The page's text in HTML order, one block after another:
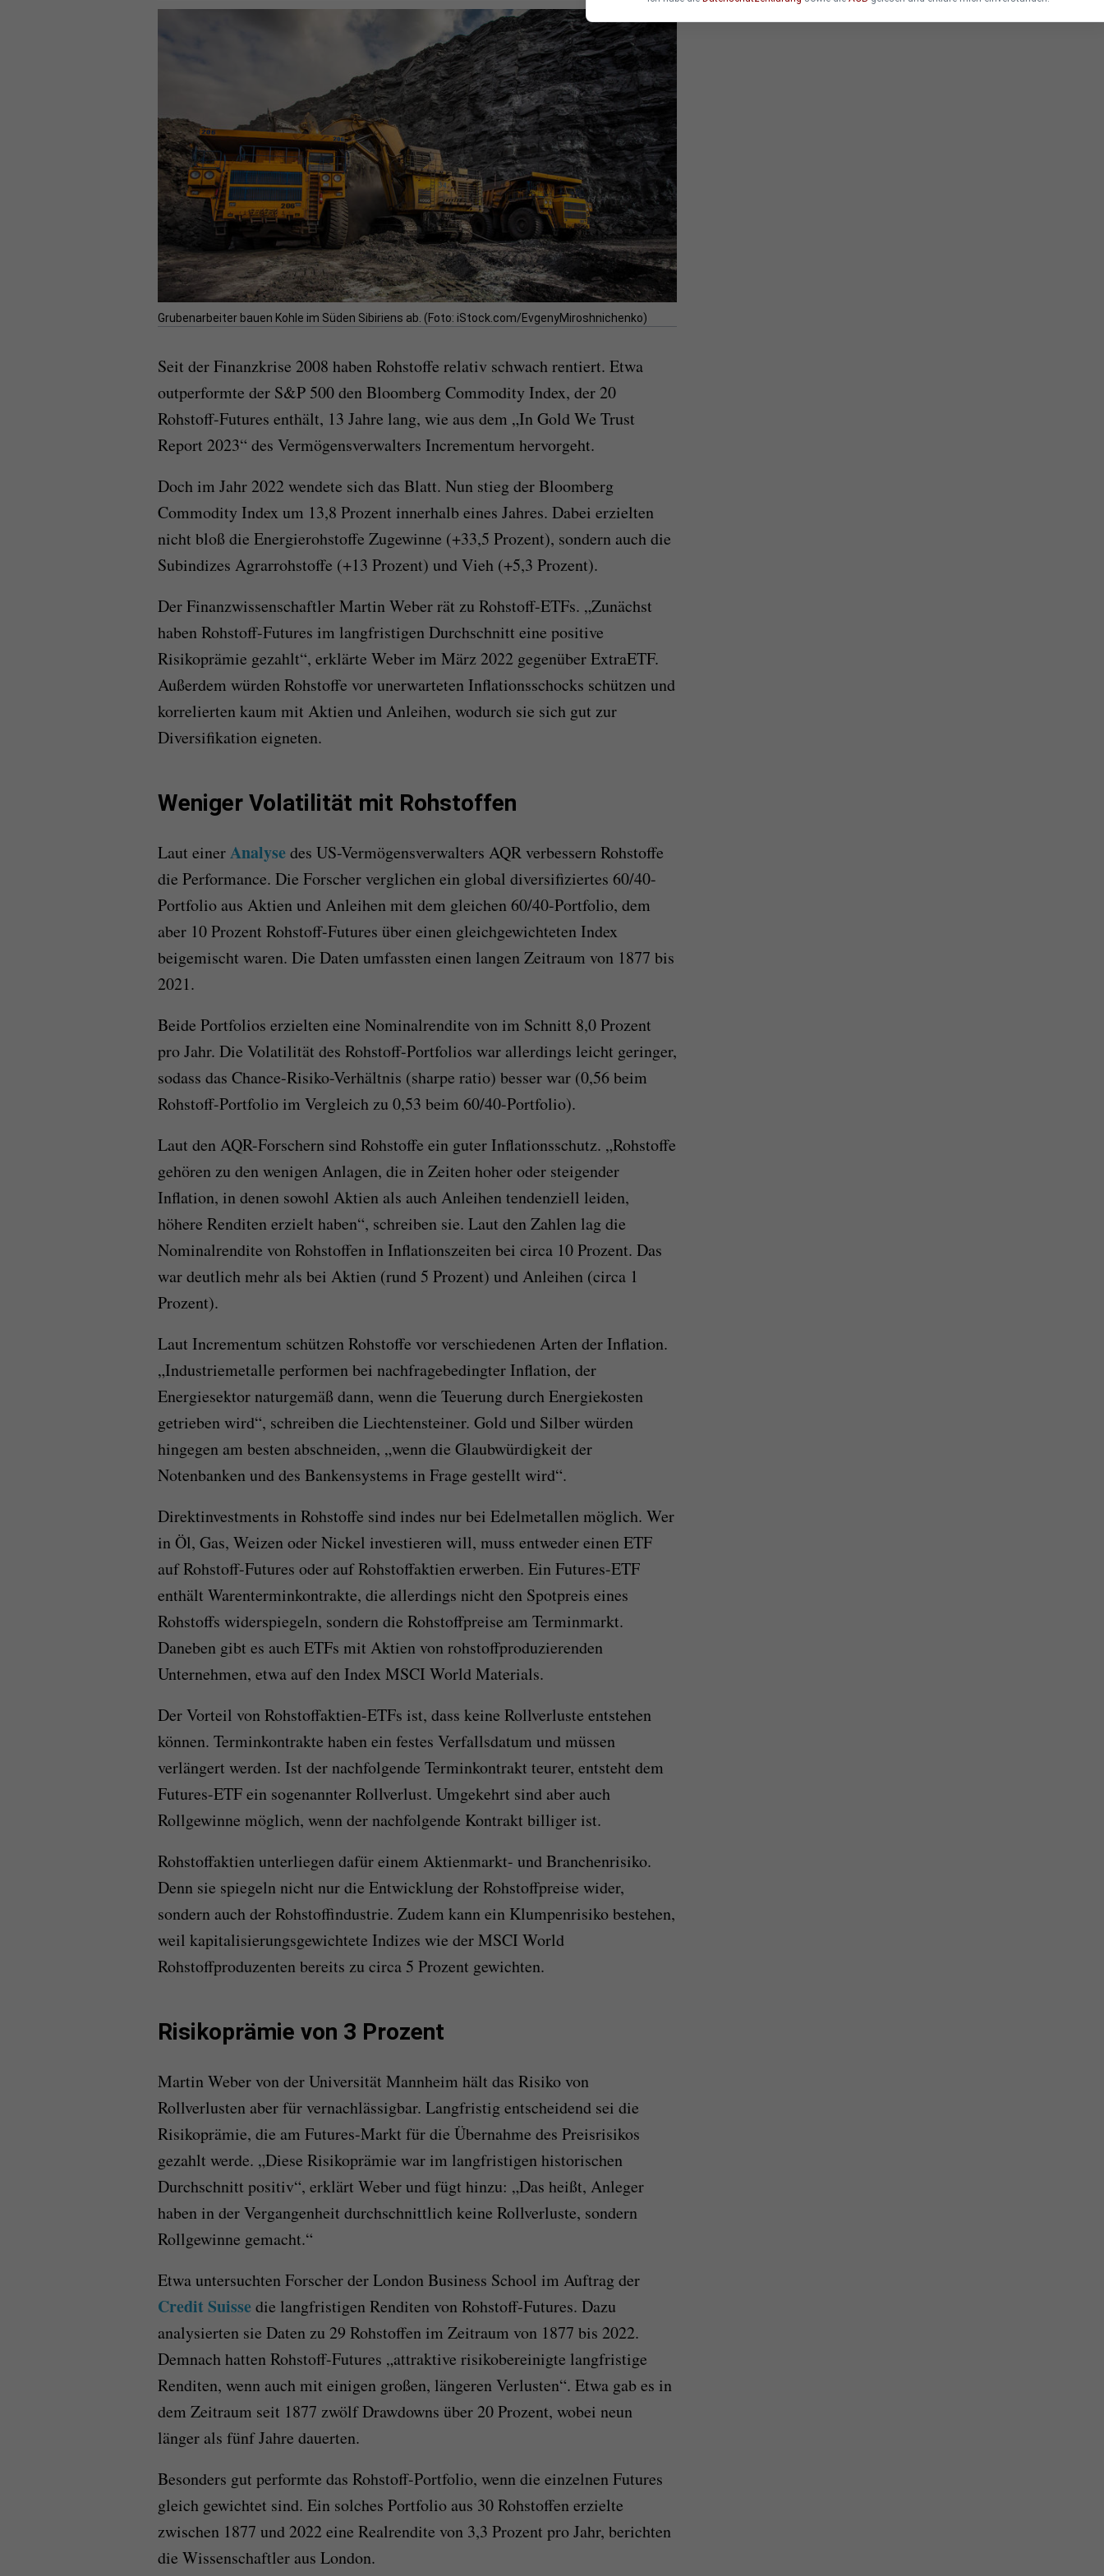
Grubenarbeiter bauen Kohle im Süden Sibiriens ab. (Foto: iStock.com/EvgenyMiroshnichenko)
Seit der Finanzkrise 2008 haben Rohstoffe relativ schwach rentiert. Etwa
outperformte der S&P 500 den Bloomberg Commodity Index, der 20
Rohstoff-Futures enthält, 13 Jahre lang, wie aus dem „In Gold We Trust
Report 2023“ des Vermögensverwalters Incrementum hervorgeht.
Doch im Jahr 2022 wendete sich das Blatt. Nun stieg der Bloomberg
Commodity Index um 13,8 Prozent innerhalb eines Jahres. Dabei erzielten
nicht bloß die Energierohstoffe Zugewinne (+33,5 Prozent), sondern auch die
Subindizes Agrarrohstoffe (+13 Prozent) und Vieh (+5,3 Prozent).
Der Finanzwissenschaftler Martin Weber rät zu Rohstoff-ETFs. „Zunächst
haben Rohstoff-Futures im langfristigen Durchschnitt eine positive
Risikoprämie gezahlt“, erklärte Weber im März 2022 gegenüber ExtraETF.
Außerdem würden Rohstoffe vor unerwarteten Inflationsschocks schützen und
korrelierten kaum mit Aktien und Anleihen, wodurch sie sich gut zur
Diversifikation eigneten.
Weniger Volatilität mit Rohstoffen
Laut einerAnalysedes US-Vermögensverwalters AQR verbessern Rohstoffe
die Performance. Die Forscher verglichen ein global diversifiziertes 60/40-
Portfolio aus Aktien und Anleihen mit dem gleichen 60/40-Portfolio, dem
aber 10 Prozent Rohstoff-Futures über einen gleichgewichteten Index
beigemischt waren. Die Daten umfassten einen langen Zeitraum von 1877 bis
2021.
Beide Portfolios erzielten eine Nominalrendite von im Schnitt 8,0 Prozent
pro Jahr. Die Volatilität des Rohstoff-Portfolios war allerdings leicht geringer,
sodass das Chance-Risiko-Verhältnis (sharpe ratio) besser war (0,56 beim
Rohstoff-Portfolio im Vergleich zu 0,53 beim 60/40-Portfolio).
Laut den AQR-Forschern sind Rohstoffe ein guter Inflationsschutz. „Rohstoffe
gehören zu den wenigen Anlagen, die in Zeiten hoher oder steigender
Inflation, in denen sowohl Aktien als auch Anleihen tendenziell leiden,
höhere Renditen erzielt haben“, schreiben sie. Laut den Zahlen lag die
Nominalrendite von Rohstoffen in Inflationszeiten bei circa 10 Prozent. Das
war deutlich mehr als bei Aktien (rund 5 Prozent) und Anleihen (circa 1
Prozent).
Laut Incrementum schützen Rohstoffe vor verschiedenen Arten der Inflation.
„Industriemetalle performen bei nachfragebedingter Inflation, der
Energiesektor naturgemäß dann, wenn die Teuerung durch Energiekosten
getrieben wird“, schreiben die Liechtensteiner. Gold und Silber würden
hingegen am besten abschneiden, „wenn die Glaubwürdigkeit der
Notenbanken und des Bankensystems in Frage gestellt wird“.
Direktinvestments in Rohstoffe sind indes nur bei Edelmetallen möglich. Wer
in Öl, Gas, Weizen oder Nickel investieren will, muss entweder einen ETF
auf Rohstoff-Futures oder auf Rohstoffaktien erwerben. Ein Futures-ETF
enthält Warenterminkontrakte, die allerdings nicht den Spotpreis eines
Rohstoffs widerspiegeln, sondern die Rohstoffpreise am Terminmarkt.
Daneben gibt es auch ETFs mit Aktien von rohstoffproduzierenden
Unternehmen, etwa auf den Index MSCI World Materials.
Der Vorteil von Rohstoffaktien-ETFs ist, dass keine Rollverluste entstehen
können. Terminkontrakte haben ein festes Verfallsdatum und müssen
verlängert werden. Ist der nachfolgende Terminkontrakt teurer, entsteht dem
Futures-ETF ein sogenannter Rollverlust. Umgekehrt sind aber auch
Rollgewinne möglich, wenn der nachfolgende Kontrakt billiger ist.
Rohstoffaktien unterliegen dafür einem Aktienmarkt- und Branchenrisiko.
Denn sie spiegeln nicht nur die Entwicklung der Rohstoffpreise wider,
sondern auch der Rohstoffindustrie. Zudem kann ein Klumpenrisiko bestehen,
weil kapitalisierungsgewichtete Indizes wie der MSCI World
Rohstoffproduzenten bereits zu circa 5 Prozent gewichten.
Risikoprämie von 3 Prozent
Martin Weber von der Universität Mannheim hält das Risiko von
Rollverlusten aber für vernachlässigbar. Langfristig entscheidend sei die
Risikoprämie, die am Futures-Markt für die Übernahme des Preisrisikos
gezahlt werde. „Diese Risikoprämie war im langfristigen historischen
Durchschnitt positiv“, erklärt Weber und fügt hinzu: „Das heißt, Anleger
haben in der Vergangenheit durchschnittlich keine Rollverluste, sondern
Rollgewinne gemacht.“
Etwa untersuchten Forscher der London Business School im Auftrag der
Credit Suissedie langfristigen Renditen von Rohstoff-Futures. Dazu
analysierten sie Daten zu 29 Rohstoffen im Zeitraum von 1877 bis 2022.
Demnach hatten Rohstoff-Futures „attraktive risikobereinigte langfristige
Renditen, wenn auch mit einigen großen, längeren Verlusten“. Etwa gab es in
dem Zeitraum seit 1877 zwölf Drawdowns über 20 Prozent, wobei neun
länger als fünf Jahre dauerten.
Besonders gut performte das Rohstoff-Portfolio, wenn die einzelnen Futures
gleich gewichtet sind. Ein solches Portfolio aus 30 Rohstoffen erzielte
zwischen 1877 und 2022 eine Realrendite von 3,3 Prozent pro Jahr, berichten
die Wissenschaftler aus London.